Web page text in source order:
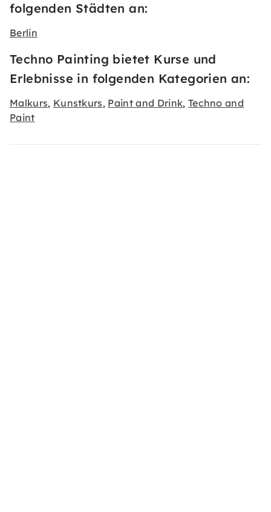
folgenden Städten an:
Berlin
Techno Painting bietet Kurse und
Erlebnisse in folgenden Kategorien an:
Malkurs, Kunstkurs, Paint and Drink, Techno and
Paint